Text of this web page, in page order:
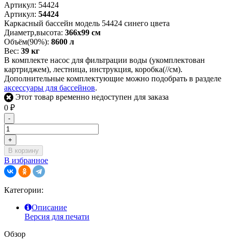
Артикул: 54424
Артикул: 54424
Каркасный бассейн модель 54424 синего цвета
Диаметр,высота: 366х99 см
Объём(90%): 8600 л
Вес: 39 кг
В комплекте насос для фильтрации воды (укомплектован
картриджем), лестница, инструкция, коробка(//см).
Дополнительные комплектующие можно подобрать в разделе
аксессуары для бассейнов.
Этот товар временно недоступен для заказа
0 ₽
-
+
В корзину
В избранное
Категории:
Описание
Версия для печати
Обзор